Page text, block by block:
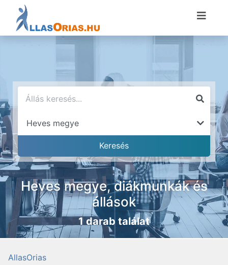
Heves megye, diákmunkák és
állások
1 darab találat
AllasOrias